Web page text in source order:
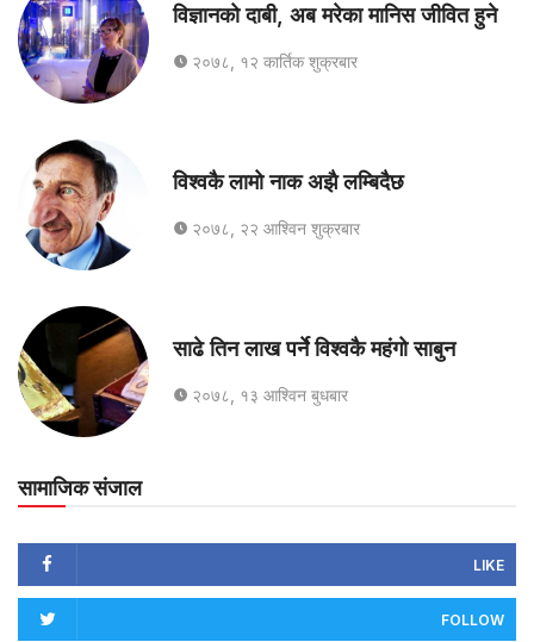
विज्ञानको दाबी, अब मरेका मानिस जीवित हुने
२०७८, १२ कार्तिक शुक्रबार
विश्वकै लामो नाक अझै लम्बिदैछ
२०७८, २२ आश्विन शुक्रबार
साढे तिन लाख पर्ने विश्वकै महंगो साबुन
२०७८, १३ आश्विन बुधबार
सामाजिक संजाल
LIKE
FOLLOW